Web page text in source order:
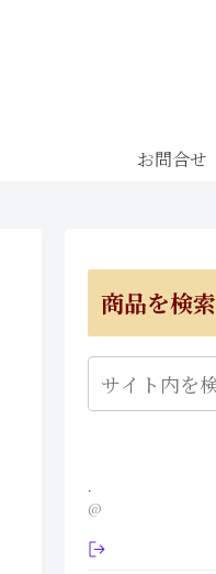
お問合せ
商品を検索
·
@